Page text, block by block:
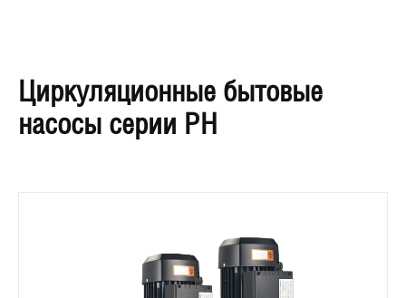
Циркуляционные бытовые
насосы серии PH